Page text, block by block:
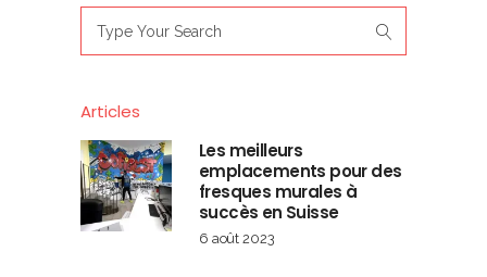
for:
Articles
Les meilleurs
emplacements pour des
fresques murales à
succès en Suisse
6 août 2023